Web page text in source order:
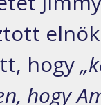
hogy
hogy